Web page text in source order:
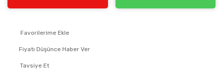
Fiyatı Düşünce Haber Ver
Tavsiye Et